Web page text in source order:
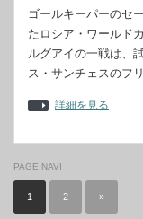
ゴールキーパーのセ
たロシア・ワールド
ルグアイの一戦は、
ス・サンチェスのフ
詳細を見る
PAGE NAVI
1 2 »